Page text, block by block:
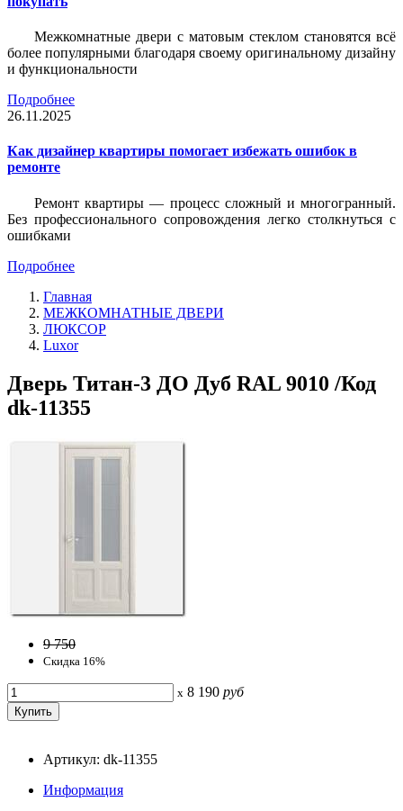
Межкомнатные двери с матовым стеклом становятся всё
более популярными благодаря своему оригинальному дизайну
и функциональности
Подробнее
26.11.2025
Как дизайнер квартиры помогает избежать ошибок в
ремонте
Ремонт квартиры — процесс сложный и многогранный.
Без профессионального сопровождения легко столкнуться с
ошибками
Подробнее
Главная
МЕЖКОМНАТНЫЕ ДВЕРИ
ЛЮКСОР
Luxor
Дверь Титан-3 ДО Дуб RAL 9010 /Код
dk-11355
9 750
Скидка 16%
x 8 190 руб
Артикул: dk-11355
Информация